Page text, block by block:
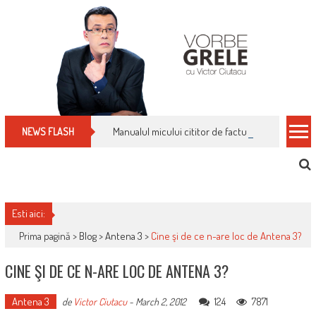
NEWS FLASH Manualul micului cititor de facturi: nu plăti
Esti aici:
Prima pagină > Blog>Antena 3 > Cine şi de ce n-are loc de Antena 3?
CINE ŞI DE CE N-ARE LOC DE ANTENA 3?
Antena 3 de Victor Ciutacu- March 2, 2012 124 7871